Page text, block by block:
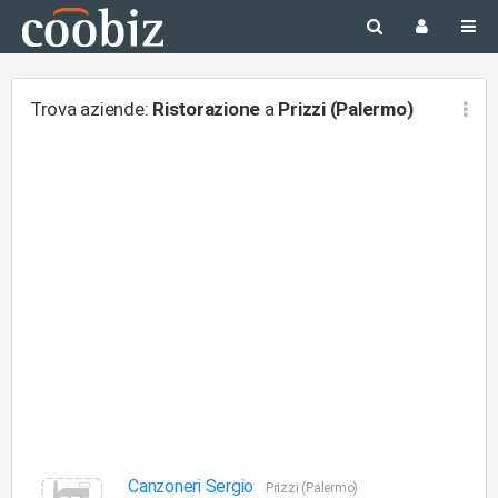
Trova aziende: Ristorazione a Prizzi (Palermo)
Canzoneri Sergio
Prizzi (Palermo)